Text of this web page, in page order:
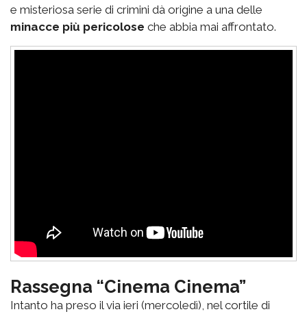
e misteriosa serie di crimini dà origine a una delle
minacce più pericolose che abbia mai affrontato.
Rassegna “Cinema Cinema”
Intanto ha preso il via ieri (mercoledì), nel cortile di